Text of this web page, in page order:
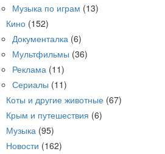
Музыка по играм (13)
Кино (152)
Документалка (6)
Мультфильмы (36)
Реклама (11)
Сериалы (11)
Коты и другие животные (67)
Крым и путешествия (6)
Музыка (95)
Новости (162)